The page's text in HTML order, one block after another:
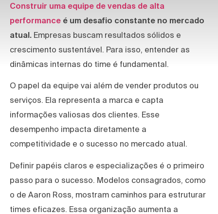
Construir uma equipe de vendas de alta
performance é um desafio constante no mercado
atual. Empresas buscam resultados sólidos e
crescimento sustentável. Para isso, entender as
dinâmicas internas do time é fundamental.
O papel da equipe vai além de vender produtos ou
serviços. Ela representa a marca e capta
informações valiosas dos clientes. Esse
desempenho impacta diretamente a
competitividade e o sucesso no mercado atual.
Definir papéis claros e especializações é o primeiro
passo para o sucesso. Modelos consagrados, como
o de Aaron Ross, mostram caminhos para estruturar
times eficazes. Essa organização aumenta a